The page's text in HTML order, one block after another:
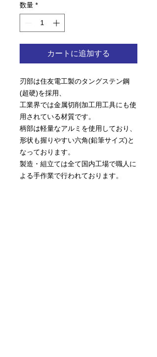
数量 *
カートに追加する
刃部は住友電工製のタングステン鋼
(超硬)を採用、
工業界では金属切削加工用工具にも使
用されている材質です。
柄部は軽量なアルミを使用しており、
形状も握りやすい六角(鉛筆サイズ)と
なっております。
製造・組立ては全て国内工場で職人に
よる手作業で行われております。